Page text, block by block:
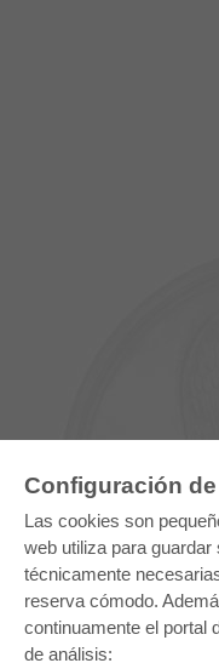
Configuración
Las cookies son
web utiliza para
técnicamente
reserva cómodo.
continuamente el portal
de análisis:
E-COLLECTION
Paquete entero
Paquete de especialidades
Pick & Choose
Facilitación de E-Books
Preguntas mas frequentes(FAQ)